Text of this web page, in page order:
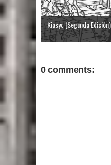
Kiasyd (Segunda Edición)
0 comments: